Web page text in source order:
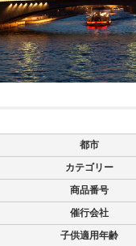
都市
カテゴリー
商品番号
催行会社
子供適用年齢